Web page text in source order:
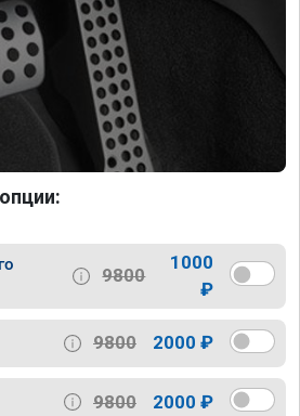
9800
1000
₽
9800 2000 ₽
9800 2000 ₽